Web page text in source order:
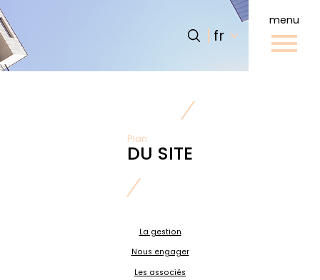
menu
Langue
fr
Plan
DU SITE
La gestion
Nous engager
Les associés